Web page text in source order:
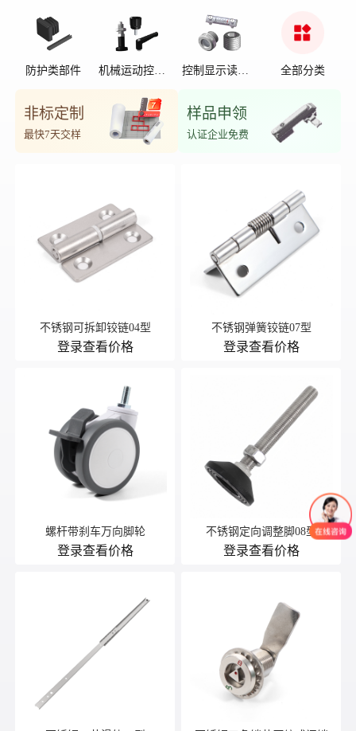
防护类部件
机械运动控制
控制显示读数
全部分类
非标定制
最快7天交样
样品申领
认证企业免费
不锈钢可拆卸铰链04型
登录查看价格
不锈钢弹簧铰链07型
登录查看价格
螺杆带刹车万向脚轮
登录查看价格
不锈钢定向调整脚08型
登录查看价格